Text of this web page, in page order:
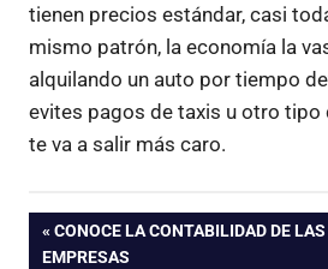
tienen precios estándar, casi
mismo patrón, la economía la
alquilando un auto por tiempo
evites pagos de taxis u otro tipo
te va a salir más caro.
Navegación
ENTRADA
ANTERIOR:
CONOCE LA CONTABILIDAD DE
EMPRESAS